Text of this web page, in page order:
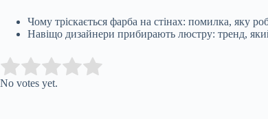
Чому тріскається фарба на стінах: помилка, яку
Навіщо дизайнери прибирають люстру: тренд,
Rate this item:
No votes yet.